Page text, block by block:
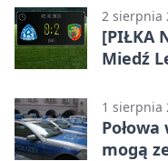
2 sierpnia
[PIŁKA
Miedź
1 sierpnia
mogą